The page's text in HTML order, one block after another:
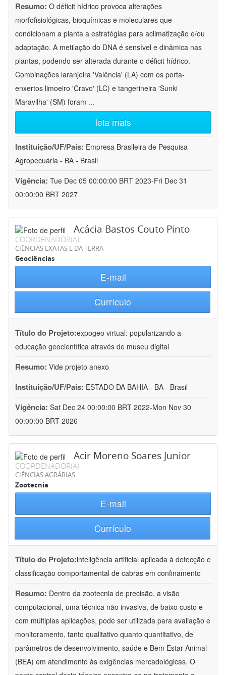
Resumo: O déficit hídrico provoca alterações
morfofisiológicas, bioquímicas e moleculares que
condicionam a planta a estratégias para aclimatização e/ou
adaptação. A metilação do DNA é sensível e dinâmica nas
plantas, podendo ser alterada durante o déficit hídrico.
Combinações laranjeira 'Valência' (LA) com os porta-
enxertos limoeiro 'Cravo' (LC) e tangerineira 'Sunki
Maravilha' (SM) foram ...
leia mais
Instituição/UF/País: Empresa Brasileira de Pesquisa
Agropecuária - BA - Brasil
Vigência: Tue Dec 05 00:00:00 BRT 2023-Fri Dec 31
00:00:00 BRT 2027
Acácia Bastos Couto Pinto
COORDENADOR(A)
CIÊNCIAS EXATAS E DA TERRA
Geociências
E-mail
Currículo
Título do Projeto:expogeo virtual: popularizando a
educação geocientífica através de museu digital
Resumo: Vide projeto anexo
Instituição/UF/País: ESTADO DA BAHIA - BA - Brasil
Vigência: Sat Dec 24 00:00:00 BRT 2022-Mon Nov 30
00:00:00 BRT 2026
Acir Moreno Soares Junior
COORDENADOR(A)
CIÊNCIAS AGRÁRIAS
Zootecnia
E-mail
Currículo
Título do Projeto:inteligência artificial aplicada à detecção e
classificação comportamental de cabras em confinamento
Resumo: Dentro da zootecnia de precisão, a visão
computacional, uma técnica não invasiva, de baixo custo e
com múltiplas aplicações, pode ser utilizada para avaliação e
monitoramento, tanto qualitativo quanto quantitativo, de
parâmetros de desenvolvimento, saúde e Bem Estar Animal
(BEA) em atendimento às exigências mercadológicas. O